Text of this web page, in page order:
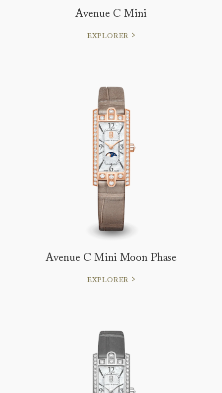
Avenue C Mini
EXPLORER
Avenue C Mini Moon Phase
EXPLORER